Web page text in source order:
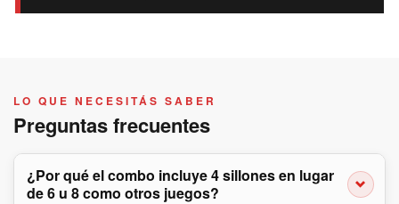
LO QUE NECESITÁS SABER
Preguntas frecuentes
¿Por qué el combo incluye 4 sillones en lugar
de 6 u 8 como otros juegos?